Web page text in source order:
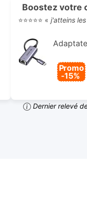
Boostez votre
⭐⭐⭐⭐⭐ « j'atteins
Promo
-15%
Dernier relevé